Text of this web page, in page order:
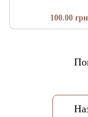
100.00 грн